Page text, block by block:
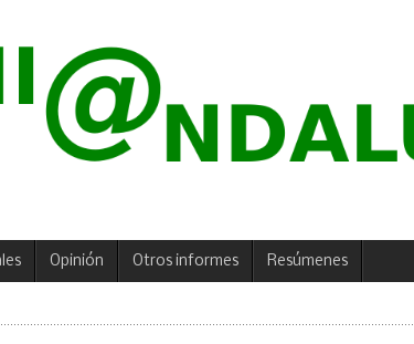
Opinión Otros informes Resúmenes